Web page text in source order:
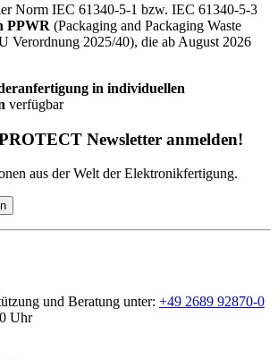
Norm IEC 61340-5-1 bzw. IEC 61340-5-3
PPWR (Packaging and Packaging Waste
Verordnung 2025/40), die ab August 2026
in individuellen
verfügbar
Newsletter anmelden!
aus der Welt der Elektronikfertigung.
und Beratung unter: +49 2689 92870-0
Uhr